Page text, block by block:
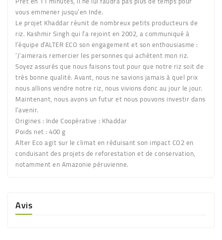
vous emmener jusqu’en Inde.
Le projet Khaddar réunit de nombreux petits producteurs de
riz. Kashmir Singh qui l’a rejoint en 2002, a communiqué à
l’équipe d’ALTER ECO son engagement et son enthousiasme :
‘J’aimerais remercier les personnes qui achètent mon riz.
Soyez assurés que nous faisons tout pour que notre riz soit de
très bonne qualité. Avant, nous ne savions jamais à quel prix
nous allions vendre notre riz, nous vivions donc au jour le jour.
Maintenant, nous avons un futur et nous pouvons investir dans
l’avenir.
Origines : Inde Coopérative : Khaddar
Poids net : 400 g
Alter Eco agit sur le climat en réduisant son impact CO2 en
conduisant des projets de reforestation et de conservation,
notamment en Amazonie péruvienne.
Avis